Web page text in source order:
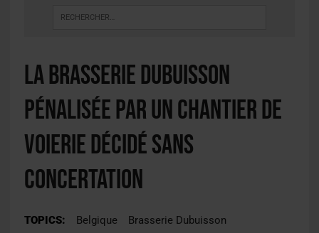
La Brasserie Dubuisson
pénalisée par un chantier de
voierie décidé sans
concertation
TOPICS: Belgique
Brasserie Dubuisson